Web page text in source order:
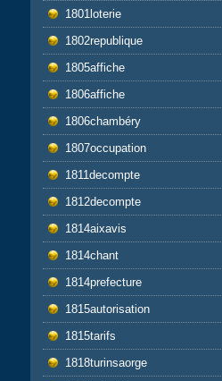
1801loterie
1802republique
1805affiche
1806affiche
1806chambéry
1807occupation
1811decompte
1812decompte
1814aixavis
1814chant
1814prefecture
1815autorisation
1815tarifs
1818turinsaorge